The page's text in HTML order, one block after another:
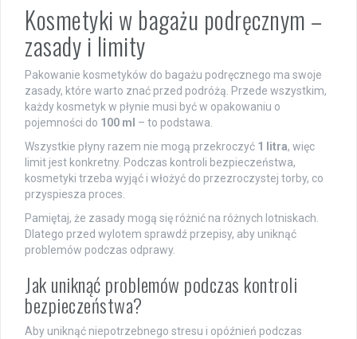
Kosmetyki w bagażu podręcznym –
zasady i limity
Pakowanie kosmetyków do bagażu podręcznego ma swoje
zasady, które warto znać przed podróżą. Przede wszystkim,
każdy kosmetyk w płynie musi być w opakowaniu o
pojemności do 100 ml – to podstawa.
Wszystkie płyny razem nie mogą przekroczyć 1 litra, więc
limit jest konkretny. Podczas kontroli bezpieczeństwa,
kosmetyki trzeba wyjąć i włożyć do przezroczystej torby, co
przyspiesza proces.
Pamiętaj, że zasady mogą się różnić na różnych lotniskach.
Dlatego przed wylotem sprawdź przepisy, aby uniknąć
problemów podczas odprawy.
Jak uniknąć problemów podczas kontroli
bezpieczeństwa?
Aby uniknąć niepotrzebnego stresu i opóźnień podczas